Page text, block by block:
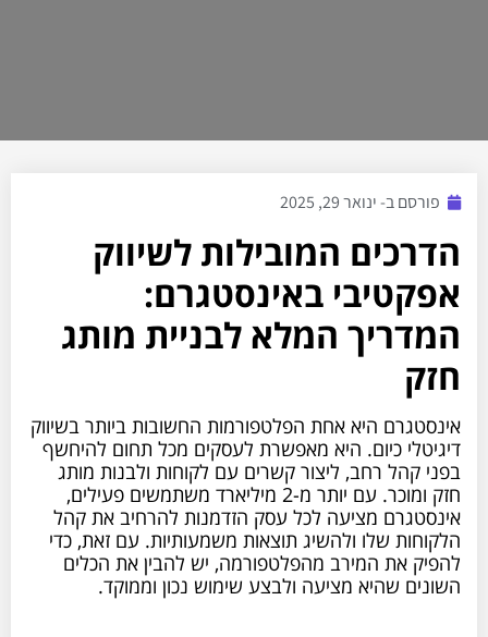
פורסם ב- ינואר 29, 2025
הדרכים המובילות לשיווק
אפקטיבי באינסטגרם:
המדריך המלא לבניית מותג
חזק
אינסטגרם היא אחת הפלטפורמות החשובות ביותר בשיווק
דיגיטלי כיום. היא מאפשרת לעסקים מכל תחום להיחשף
בפני קהל רחב, ליצור קשרים עם לקוחות ולבנות מותג
חזק ומוכר. עם יותר מ-2 מיליארד משתמשים פעילים,
אינסטגרם מציעה לכל עסק הזדמנות להרחיב את קהל
הלקוחות שלו ולהשיג תוצאות משמעותיות. עם זאת, כדי
להפיק את המירב מהפלטפורמה, יש להבין את הכלים
השונים שהיא מציעה ולבצע שימוש נכון וממוקד.